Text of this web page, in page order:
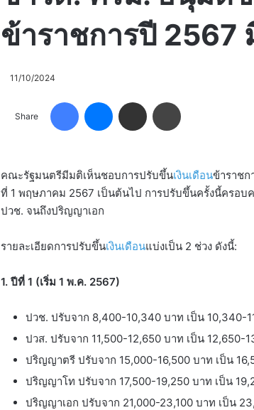
ข้าราชการปี 2567
11/10/2024
Share
FacebookMessenger
Share via Email
คณะรัฐมนตรีมีมติเห็นชอบการปรับขึ้นเงินเดือนข้าราชก
ที่ 1 พฤษภาคม 2567 เป็นต้นไป การปรับขึ้นครั้งนี้ครอบ
ปวช. จนถึงปริญญาเอก
รายละเอียดการปรับขึ้นเงินเดือนแบ่งเป็น 2 ช่วง ดังนี้:
1. ปีที่ 1 (เริ่ม 1 พ.ค. 2567)
ปวช. ปรับจาก 8,400-10,340 บาท เป็น 10,340-
ปวส. ปรับจาก 11,500-12,650 บาท เป็น 12,650-
ปริญญาตรี ปรับจาก 15,000-16,500 บาท เป็น
ปริญญาโท ปรับจาก 17,500-19,250 บาท เป็น
ปริญญาเอก ปรับจาก 21,000-23,100 บาท เป็น